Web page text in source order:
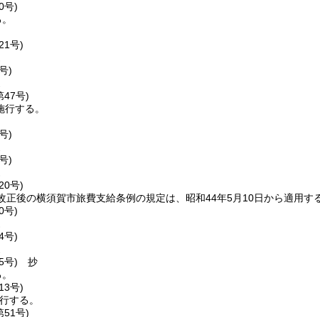
号)
号)
)
47号)
する。
)
)
号)
後の横須賀市旅費支給条例の規定は、昭和44年5月10日から適用する
号)
号)
号) 抄
号)
する。
51号)